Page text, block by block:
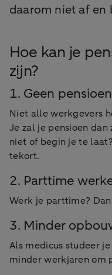
daarom niet af en
Hoe kan je
zijn?
1. Geen
Niet alle werkgevers
Je zal je pensioen
niet of begin je te
tekort.
2. Parttime
Werk je parttime?
3. Minder
Als medicus studeer
minder werkjaren om